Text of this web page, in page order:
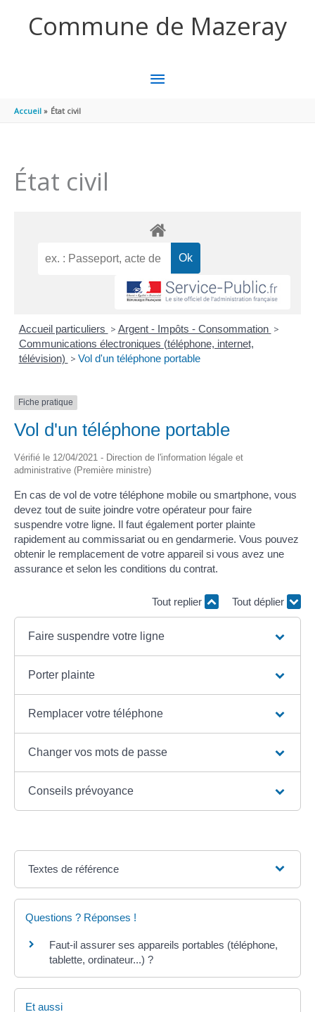
Commune de Mazeray
MENU
Accueil État civil
État civil
Accueil particuliers > Argent - Impôts - Consommation >
Communications électroniques (téléphone, internet,
télévision) > Vol d'un téléphone portable
Fiche pratique
Vol d'un téléphone portable
Vérifié le 12/04/2021 - Direction de l'information légale et
administrative (Première ministre)
En cas de vol de votre téléphone mobile ou smartphone, vous
devez tout de suite joindre votre opérateur pour faire
suspendre votre ligne. Il faut également porter plainte
rapidement au commissariat ou en gendarmerie. Vous pouvez
obtenir le remplacement de votre appareil si vous avez une
assurance et selon les conditions du contrat.
Tout replier Tout déplier
Faire suspendre votre ligne
Porter plainte
Remplacer votre téléphone
Changer vos mots de passe
Conseils prévoyance
Textes de référence
Questions ? Réponses !
Faut-il assurer ses appareils portables (téléphone,
tablette, ordinateur...) ?
Et aussi